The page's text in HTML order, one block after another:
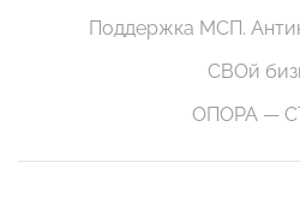
Поддержка МСП.
СВОй
ОПОРА —